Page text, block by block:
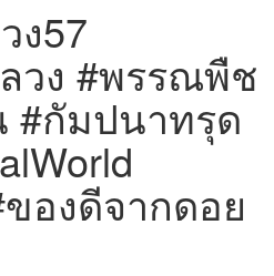
ง57
วง #พรรณพืช
#กัมปนาทรุด
องดีจากดอย